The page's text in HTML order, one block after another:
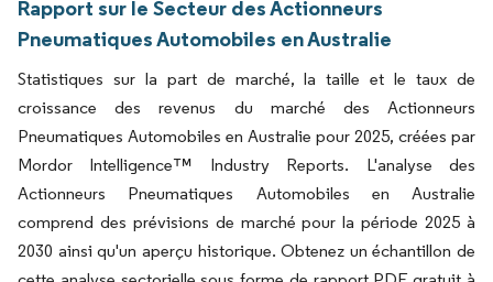
Rapport sur le Secteur des Actionneurs
Pneumatiques Automobiles en Australie
Statistiques sur la part de marché, la taille et le taux de
croissance des revenus du marché des Actionneurs
Pneumatiques Automobiles en Australie pour 2025, créées par
Mordor Intelligence™ Industry Reports. L'analyse des
Actionneurs Pneumatiques Automobiles en Australie
comprend des prévisions de marché pour la période 2025 à
2030 ainsi qu'un aperçu historique. Obtenez un échantillon de